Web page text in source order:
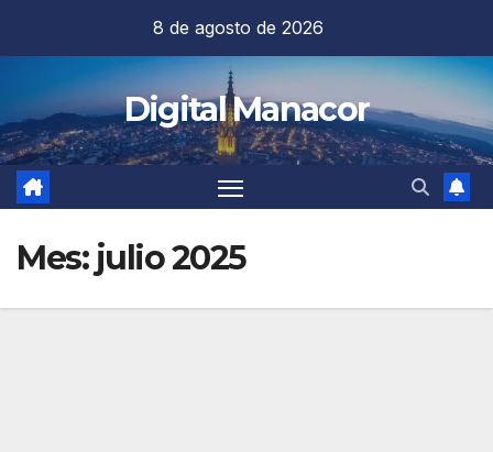
contenido
8 de agosto de 2026
Digital Manacor
Mes: julio 2025